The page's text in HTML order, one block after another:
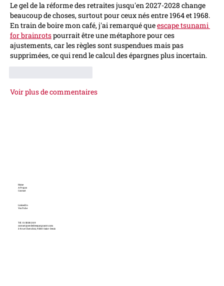
Le gel de la réforme des retraites jusqu'en 2027-2028 change
beaucoup de choses, surtout pour ceux nés entre 1964 et 1968.
En train de boire mon café, j'ai remarqué que escape tsunami
for brainrots pourrait être une métaphore pour ces
ajustements, car les règles sont suspendues mais pas
supprimées, ce qui rend le calcul des épargnes plus incertain.
Voir plus de commentaires
Tél : 01 58 38 13 69
contact@cercledesepargnants.com
2-8 rue Cherubini, 93210 Saint-Denis
Home
A Propos
Contact
LinkedIn
YouTube